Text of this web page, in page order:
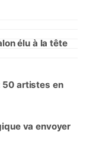
élu à la tête
50 artistes en
va envoyer